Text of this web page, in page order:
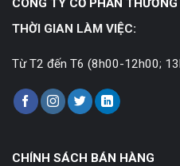
CÔNG TY CỔ PHẦN
THỜI GIAN LÀM VIỆC:
Từ T2 đến T6 (8h00-12h00;
CHÍNH SÁCH BÁN HÀNG